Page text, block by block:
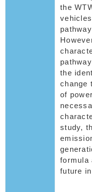
the
the
change
of
study,
formula
future